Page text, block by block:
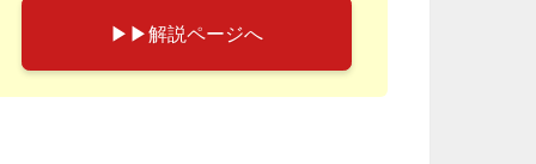
▶︎▶︎解説ページへ